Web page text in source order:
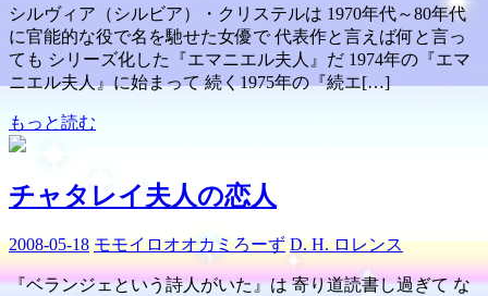
シルヴィア（シルビア）・クリステルは 1970年代～80年代
に官能的な役で名を馳せた女優で 代表作と言えば何と言っ
ても シリーズ化した『エマニエル夫人』だ 1974年の『エマ
ニエル夫人』に始まって 続く1975年の『続エ[…]
もっと読む
チャタレイ夫人の恋人
2008-05-18 モモイロオオカミろーず D. H. ロレンス
『ベランジェという詩人がいた』は 寄り道読書し過ぎて な